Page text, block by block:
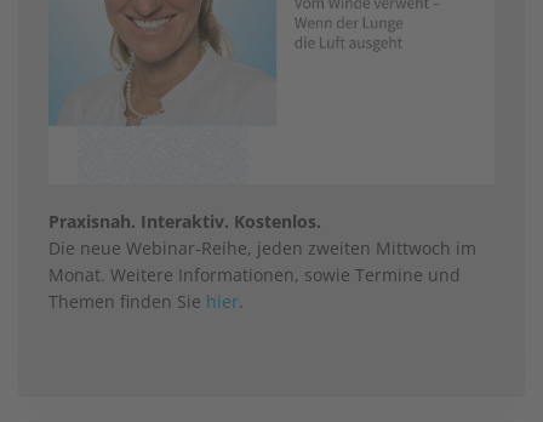
Praxisnah. Interaktiv. Kostenlos.
Die neue Webinar-Reihe, jeden zweiten Mittwoch im
Monat. Weitere Informationen, sowie Termine und
Themen finden Sie hier.